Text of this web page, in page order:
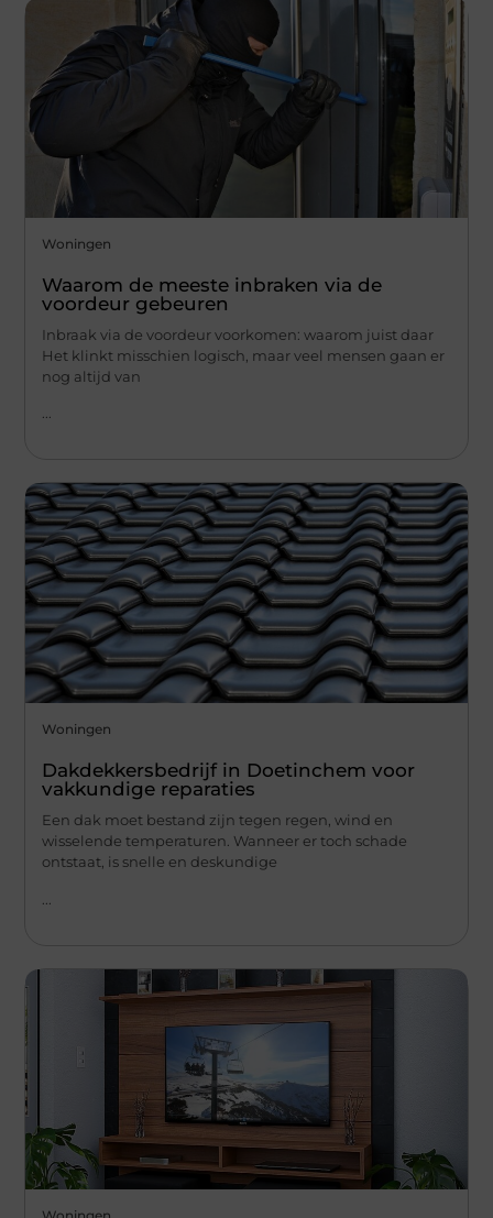
Woningen
Waarom de meeste inbraken via de
voordeur gebeuren
Inbraak via de voordeur voorkomen: waarom juist daar
Het klinkt misschien logisch, maar veel mensen gaan er
nog altijd van
...
Woningen
Dakdekkersbedrijf in Doetinchem voor
vakkundige reparaties
Een dak moet bestand zijn tegen regen, wind en
wisselende temperaturen. Wanneer er toch schade
ontstaat, is snelle en deskundige